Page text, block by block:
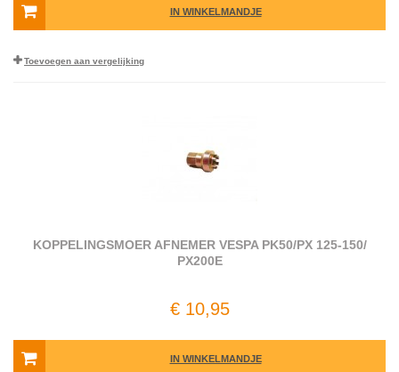
IN WINKELMANDJE
Toevoegen aan vergelijking
KOPPELINGSMOER AFNEMER VESPA PK50/PX 125-150/
PX200E
€ 10,95
IN WINKELMANDJE